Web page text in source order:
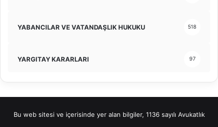
YABANCILAR VE VATANDAŞLIK HUKUKU 518
YARGITAY KARARLARI 97
Bu web sitesi ve içerisinde yer alan bilgiler, 1136 sayılı Avukatlık